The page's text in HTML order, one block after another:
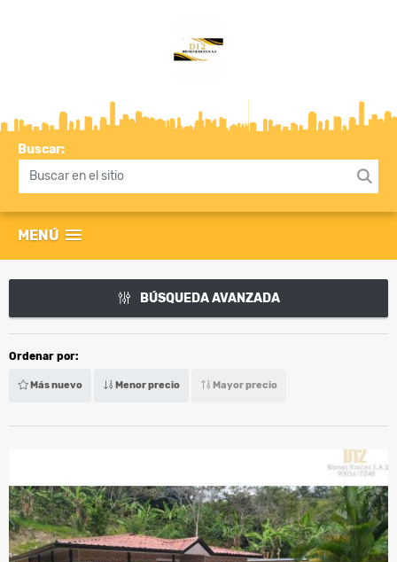
Buscar:
MENÚ
BÚSQUEDA AVANZADA
Ordenar por:
Más nuevo Menor precio Mayor precio